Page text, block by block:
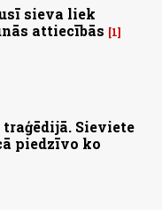
sieva liek
attiecībās
1
Sieviete
piedzīvo ko